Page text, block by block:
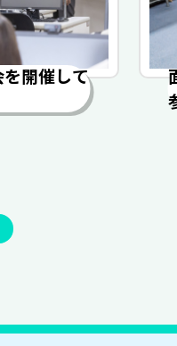
開催して